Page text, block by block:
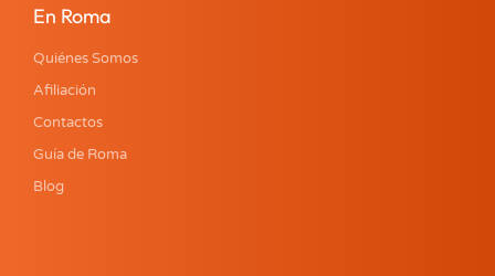
En Roma
Quiénes Somos
Afiliación
Contactos
Guía de Roma
Blog